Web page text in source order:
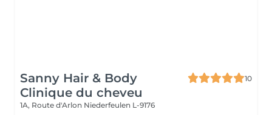
Sanny Hair & Body
Clinique du cheveu
10
1A, Route d'Arlon Niederfeulen L-9176